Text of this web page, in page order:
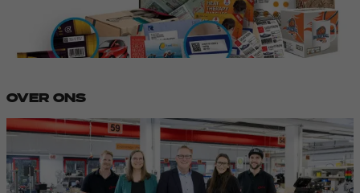
OVER ONS